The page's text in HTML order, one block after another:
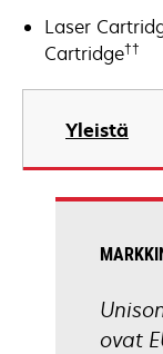
Laser
Cartridge††
Yleistä
ovat